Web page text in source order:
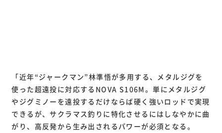
「近年“ジャークマン”林準悟が多用する、メタルジグを
使った超遠投に対応するNOVA S106M。単にメタルジグ
やジグミノーを遠投するだけならば硬く強いロッドで実現
できるが、サクラマス釣りに特化させるにはしなやかに曲
がり、高反発から生み出されるパワーが必須となる。